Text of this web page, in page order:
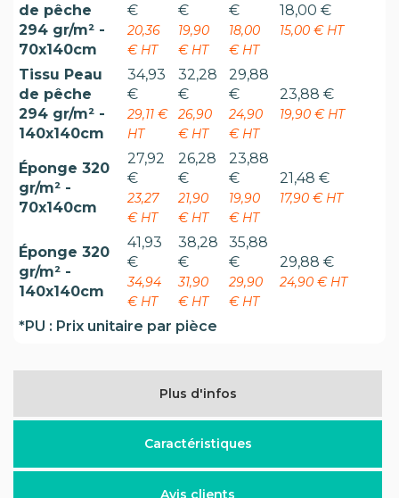
de pêche
294 gr/m² -
70x140cm
€
20,36
€ HT
€
19,90
€ HT
€
18,00
€ HT
18,00 €
15,00 € HT
Tissu Peau
de pêche
294 gr/m² -
140x140cm
34,93
€
29,11 €
HT
32,28
€
26,90
€ HT
29,88
€
24,90
€ HT
23,88 €
19,90 € HT
Éponge 320
gr/m² -
70x140cm
27,92
€
23,27
€ HT
26,28
€
21,90
€ HT
23,88
€
19,90
€ HT
21,48 €
17,90 € HT
Éponge 320
gr/m² -
140x140cm
41,93
€
34,94
€ HT
38,28
€
31,90
€ HT
35,88
€
29,90
€ HT
29,88 €
24,90 € HT
*PU : Prix unitaire par pièce
Plus d'infos
Caractéristiques
Avis clients